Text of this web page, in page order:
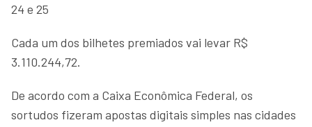
24 e 25
Cada um dos bilhetes premiados vai levar R$
3.110.244,72.
De acordo com a Caixa Econômica Federal, os
sortudos fizeram apostas digitais simples nas cidades